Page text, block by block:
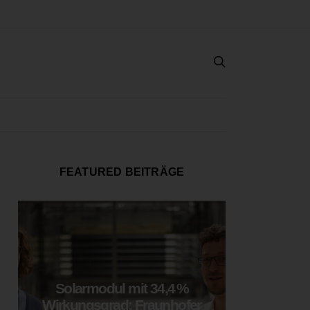
FEATURED BEITRÄGE
Solarmodul mit 34,4 %
Wirkungsgrad: Fraunhofer